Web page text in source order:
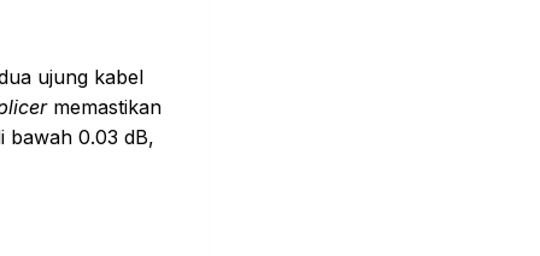
ujung kabel
memastikan
bawah 0.03 dB,